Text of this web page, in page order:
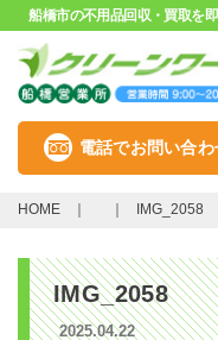
船橋市の不用品回収・買取を
電話でお問い合わ
HOME IMG_2058
IMG_2058
2025.04.22